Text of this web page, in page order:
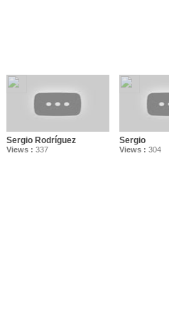
Sergio Rodríguez
Views : 337
Sergio
Views : 304